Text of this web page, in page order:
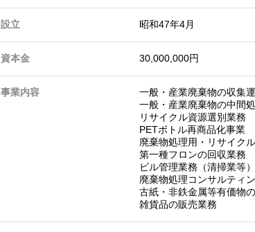
設立 昭和47年4月
資本金 30,000,000円
事業内容
一般・産業廃棄物の収集
一般・産業廃棄物の中間
リサイクル資源選別業務
PETボトル再商品化事業
廃棄物処理用・リサイク
第一種フロンの回収業務
ビル管理業務（清掃業等）
廃棄物処理コンサルティ
古紙・非鉄金属等有価物
雑貨品の販売業務